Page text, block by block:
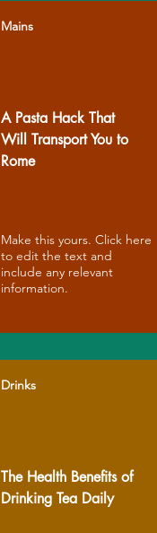
Mains
A Pasta Hack That
Will Transport You to
Rome
Make this yours. Click here
to edit the text and
include any relevant
information.
Drinks
The Health Benefits of
Drinking Tea Daily